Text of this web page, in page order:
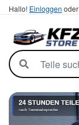
Hallo! Einloggen oder